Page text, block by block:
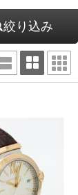
絞り込み